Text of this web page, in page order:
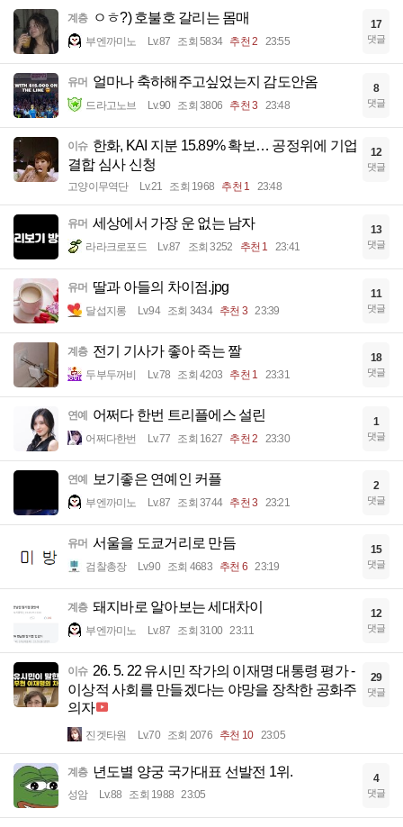
계층 ㅇㅎ?) 호불호 갈리는 몸매
부엔까미노 Lv.87 조회 5834 추천 2 23:55
17
댓글
유머 얼마나 축하해주고싶었는지 감도안옴
드라고노브 Lv.90 조회 3806 추천 3 23:48
8
댓글
이슈 한화, KAI 지분 15.89% 확보… 공정위에 기업
결합 심사 신청
고양이무역단 Lv.21 조회 1968 추천 1 23:48
12
댓글
유머 세상에서 가장 운 없는 남자
라라크로포드 Lv.87 조회 3252 추천 1 23:41
13
댓글
유머 딸과 아들의 차이점.jpg
달섭지롱 Lv.94 조회 3434 추천 3 23:39
11
댓글
계층 전기 기사가 좋아 죽는 짤
두부두꺼비 Lv.78 조회 4203 추천 1 23:31
18
댓글
연예 어쩌다 한번 트리플에스 설린
어쩌다한번 Lv.77 조회 1627 추천 2 23:30
1
댓글
연예 보기좋은 연예인 커플
부엔까미노 Lv.87 조회 3744 추천 3 23:21
2
댓글
유머 서울을 도쿄거리로 만듬
검찰총장 Lv.90 조회 4683 추천 6 23:19
15
댓글
계층 돼지바로 알아보는 세대차이
부엔까미노 Lv.87 조회 3100 23:11
12
댓글
이슈 26. 5. 22 유시민 작가의 이재명 대통령 평가 -
이상적 사회를 만들겠다는 야망을 장착한 공화주
의자
진겟타원 Lv.70 조회 2076 추천 10 23:05
29
댓글
계층 년도별 양궁 국가대표 선발전 1위.
성암 Lv.88 조회 1988 23:05
4
댓글